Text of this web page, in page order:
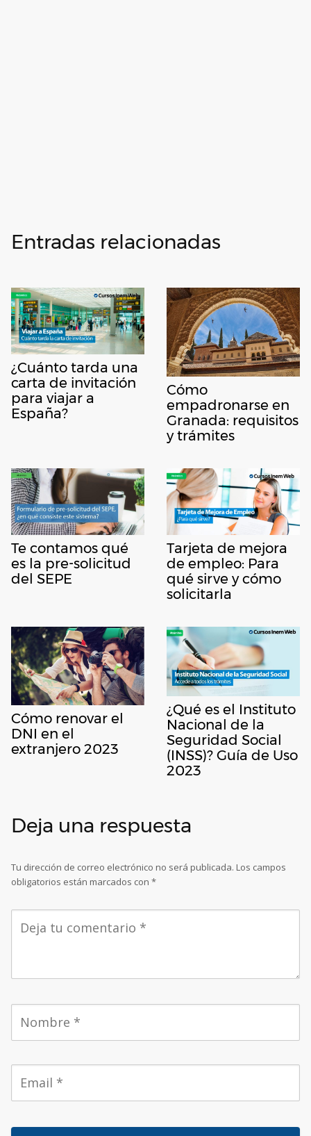
Entradas relacionadas
¿Cuánto tarda una
carta de invitación
para viajar a
España?
Cómo
empadronarse en
Granada: requisitos
y trámites
Te contamos qué
es la pre-solicitud
del SEPE
Tarjeta de mejora
de empleo: Para
qué sirve y cómo
solicitarla
Cómo renovar el
DNI en el
extranjero 2023
¿Qué es el Instituto
Nacional de la
Seguridad Social
(INSS)? Guía de Uso
2023
Deja una respuesta
Tu dirección de correo electrónico no será publicada. Los campos
obligatorios están marcados con *